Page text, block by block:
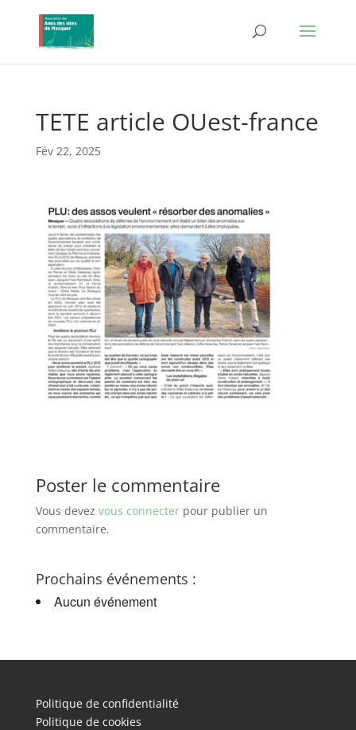
TETE article OUest-france
Fév 22, 2025
Poster le commentaire
Vous devez vous connecterpour publier un
commentaire.
Prochains événements :
Aucun événement
Politique de confidentialité
Politique de cookies